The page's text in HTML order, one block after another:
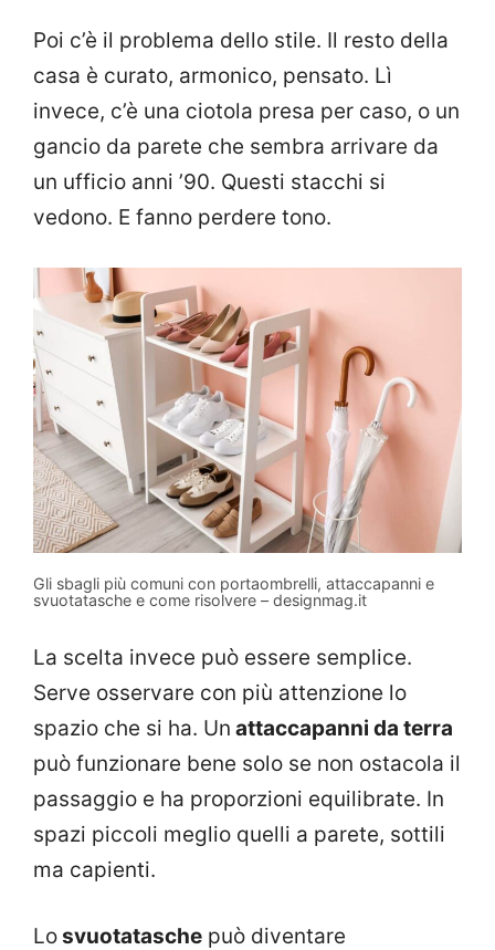
Poi c’è il problema dello stile. Il resto della
casa è curato, armonico, pensato. Lì
invece, c’è una ciotola presa per caso, o un
gancio da parete che sembra arrivare da
un ufficio anni ’90. Questi stacchi si
vedono. E fanno perdere tono.
Gli sbagli più comuni con portaombrelli, attaccapanni e
svuotatasche e come risolvere – designmag.it
La scelta invece può essere semplice.
Serve osservare con più attenzione lo
spazio che si ha. Un attaccapanni da terra
può funzionare bene solo se non ostacola il
passaggio e ha proporzioni equilibrate. In
spazi piccoli meglio quelli a parete, sottili
ma capienti.
Losvuotatasche può diventare